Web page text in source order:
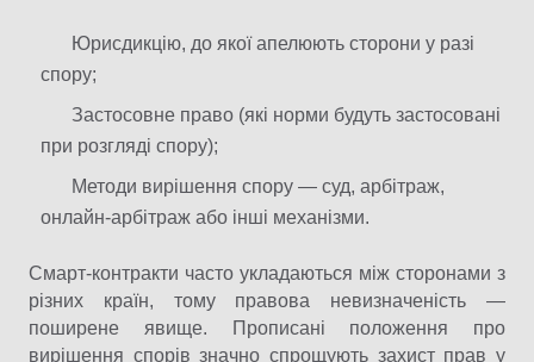
Юрисдикцію, до якої апелюють сторони у разі
спору;
Застосовне право (які норми будуть застосовані
при розгляді спору);
Методи вирішення спору — суд, арбітраж,
онлайн-арбітраж або інші механізми.
Смарт-контракти часто укладаються між сторонами з
різних країн, тому правова невизначеність —
поширене явище. Прописані положення про
вирішення спорів значно спрощують захист прав у